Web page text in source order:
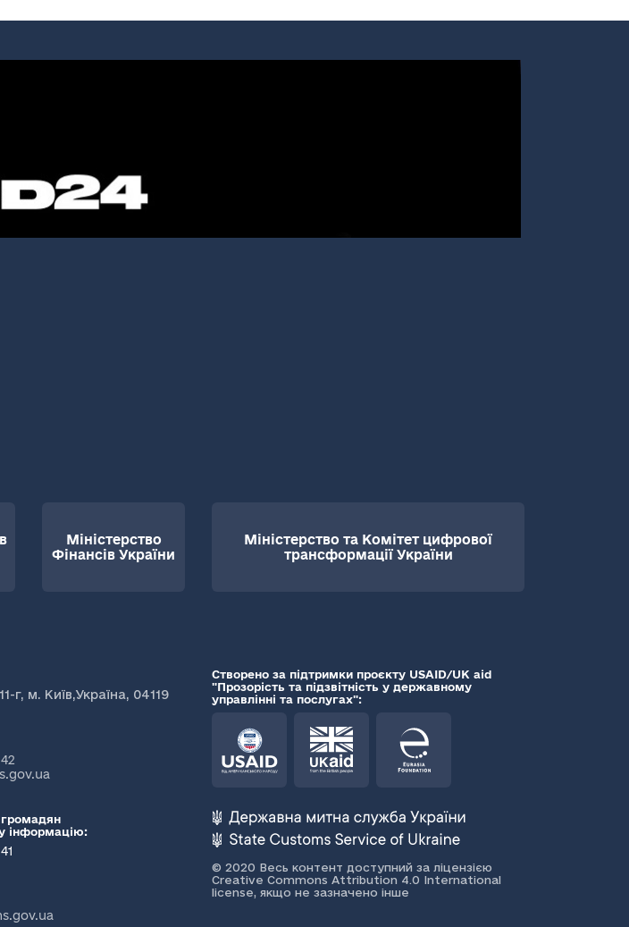
Міністерство
Фінансів України
Міністерство та Комітет цифрової
трансформації України
г, м. Київ,Україна, 04119
інформацію:
Створено за підтримки проєкту USAID/UK aid
"Прозорість та підзвітність у державному
управлінні та послугах":
© 2020 Весь контент доступний за ліцензією
Creative Commons Attribution 4.0 International
license, якщо не зазначено інше